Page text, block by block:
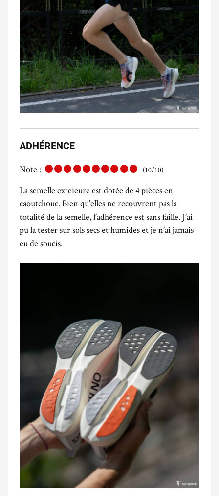
ADHÉRENCE
Note : (10/10)
La semelle exteieure est dotée de 4 pièces en
caoutchouc. Bien qu’elles ne recouvrent pas la
totalité de la semelle, l’adhérence est sans faille. J’ai
pu la tester sur sols secs et humides et je n’ai jamais
eu de soucis.